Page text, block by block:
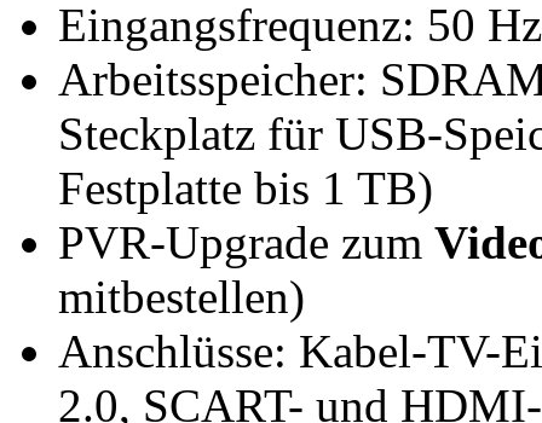
Eingangsfrequenz: 50 Hz
Arbeitsspeicher:
Steckplatz für USB-
Festplatte bis 1 TB)
PVR-Upgrade zum
mitbestellen)
Anschlüsse: Kabel-TV-
2.0, SCART- und